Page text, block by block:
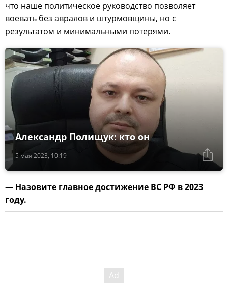
что наше политическое руководство позволяет
воевать без авралов и штурмовщины, но с
результатом и минимальными потерями.
5 мая 2023, 10:19
Александр Полищук: кто он
— Назовите главное достижение ВС РФ в 2023
году.